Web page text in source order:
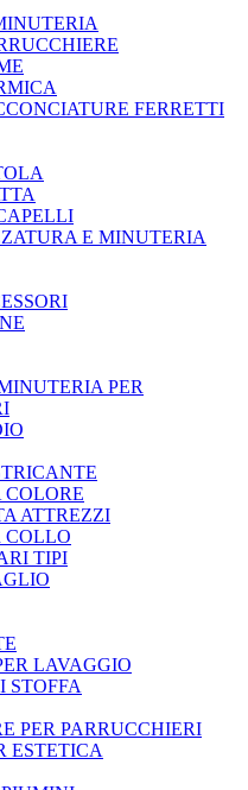
FERRETTI
E MINUTERIA
PER
COLORE
ATTREZZI
COLLO
TIPI
LAVAGGIO
STOFFA
PER PARRUCCHIERI
ESTETICA